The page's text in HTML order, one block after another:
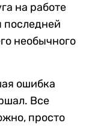
на работе
последней
необычного
ошибка
Все
просто